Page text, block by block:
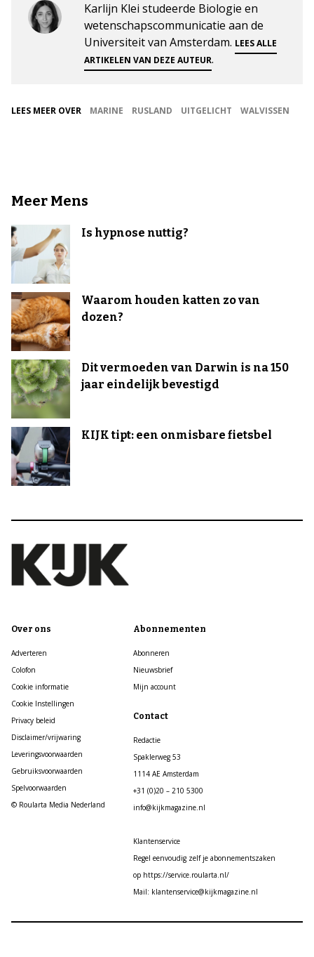
Karlijn Klei studeerde Biologie en
wetenschapscommunicatie aan de
Universiteit van Amsterdam. LEES ALLE
ARTIKELEN VAN DEZE AUTEUR.
LEES MEER OVER MARINE RUSLAND UITGELICHT WALVISSEN
Meer Mens
Is hypnose nuttig?
Waarom houden katten zo van
dozen?
Dit vermoeden van Darwin is na 150
jaar eindelijk bevestigd
KIJK tipt: een onmisbare fietsbel
Over ons
Adverteren
Colofon
Cookie informatie
Cookie Instellingen
Privacy beleid
Disclaimer/vrijwaring
Leveringsvoorwaarden
Gebruiksvoorwaarden
Spelvoorwaarden
© Roularta Media Nederland
Abonnementen
Abonneren
Nieuwsbrief
Mijn account
Contact
Redactie
Spaklerweg 53
1114 AE Amsterdam
+31 (0)20 – 210 5300
info@kijkmagazine.nl
Klantenservice
Regel eenvoudig zelf je abonnementszaken
op https://service.roularta.nl/
Mail: klantenservice@kijkmagazine.nl